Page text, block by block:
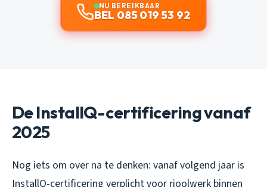
NU BEREIKBAAR
BEL 085 019 53 92
De InstallQ-certificering vanaf
2025
Nog iets om over na te denken: vanaf volgend jaar is
InstallQ-certificering verplicht voor rioolwerk binnen